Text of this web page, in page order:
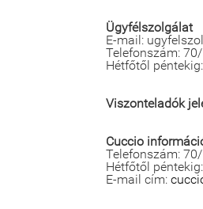
Ügyfélszolgálat
E-mail:
Telefonszám:
Hétfőtől
Viszonteladók
Cuccio
Telefonszám:
Hétfőtől
E-mail cím: